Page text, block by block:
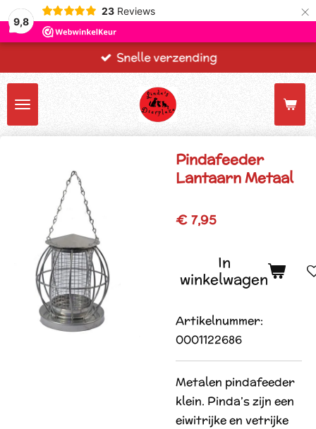
9,8
23 Reviews ×
Snelle verzending
Pindafeeder
Lantaarn Metaal
€ 7,95
In
winkelwagen
Artikelnummer:
0001122686
Metalen pindafeeder
klein. Pinda’s zijn een
eiwitrijke en vetrijke